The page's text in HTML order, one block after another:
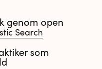
genom open
Search
som